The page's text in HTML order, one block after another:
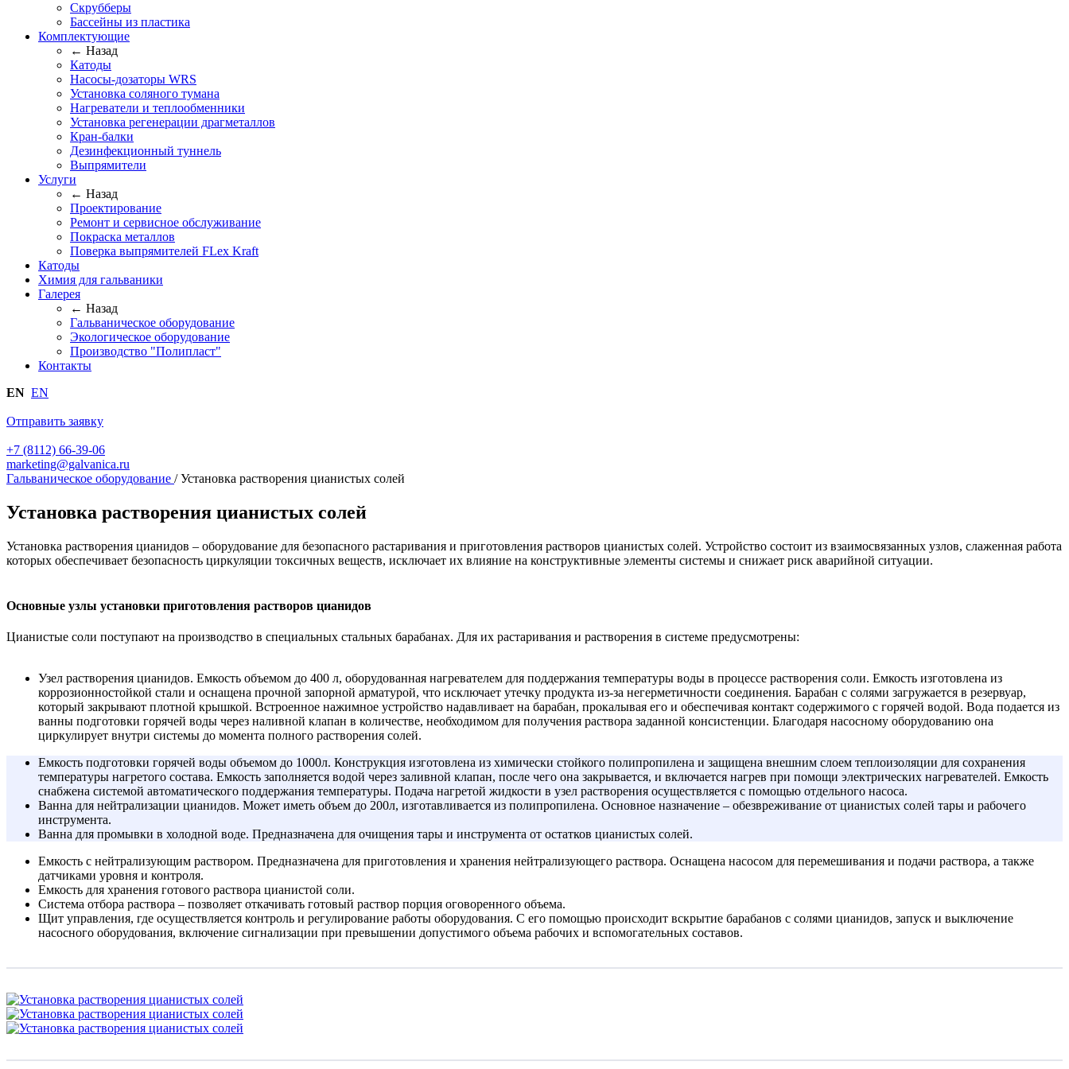
Скрубберы
Бассейны из пластика
Комплектующие
← Назад
Катоды
Насосы-дозаторы WRS
Установка соляного тумана
Нагреватели и теплообменники
Установка регенерации драгметаллов
Кран-балки
Дезинфекционный туннель
Выпрямители
Услуги
← Назад
Проектирование
Ремонт и сервисное обслуживание
Покраска металлов
Поверка выпрямителей FLex Kraft
Катоды
Химия для гальваники
Галерея
← Назад
Гальваническое оборудование
Экологическое оборудование
Производство "Полипласт"
Контакты
EN EN
Отправить заявку
+7 (8112) 66-39-06
marketing@galvanica.ru
Гальваническое оборудование / Установка растворения цианистых солей
Установка растворения цианистых солей
Установка растворения цианидов – оборудование для безопасного растаривания и приготовления растворов цианистых солей. Устройство состоит из взаимосвязанных узлов, слаженная работа
которых обеспечивает безопасность циркуляции токсичных веществ, исключает их влияние на конструктивные элементы системы и снижает риск аварийной ситуации.
Основные узлы установки приготовления растворов цианидов
Цианистые соли поступают на производство в специальных стальных барабанах. Для их растаривания и растворения в системе предусмотрены:
Узел растворения цианидов. Емкость объемом до 400 л, оборудованная нагревателем для поддержания температуры воды в процессе растворения соли. Емкость изготовлена из
коррозионностойкой стали и оснащена прочной запорной арматурой, что исключает утечку продукта из-за негерметичности соединения. Барабан с солями загружается в резервуар,
который закрывают плотной крышкой. Встроенное нажимное устройство надавливает на барабан, прокалывая его и обеспечивая контакт содержимого с горячей водой. Вода подается из
ванны подготовки горячей воды через наливной клапан в количестве, необходимом для получения раствора заданной консистенции. Благодаря насосному оборудованию она
циркулирует внутри системы до момента полного растворения солей.
Емкость подготовки горячей воды объемом до 1000л. Конструкция изготовлена из химически стойкого полипропилена и защищена внешним слоем теплоизоляции для сохранения
температуры нагретого состава. Емкость заполняется водой через заливной клапан, после чего она закрывается, и включается нагрев при помощи электрических нагревателей. Емкость
снабжена системой автоматического поддержания температуры. Подача нагретой жидкости в узел растворения осуществляется с помощью отдельного насоса.
Ванна для нейтрализации цианидов. Может иметь объем до 200л, изготавливается из полипропилена. Основное назначение – обезвреживание от цианистых солей тары и рабочего
инструмента.
Ванна для промывки в холодной воде. Предназначена для очищения тары и инструмента от остатков цианистых солей.
Емкость с нейтрализующим раствором. Предназначена для приготовления и хранения нейтрализующего раствора. Оснащена насосом для перемешивания и подачи раствора, а также
датчиками уровня и контроля.
Емкость для хранения готового раствора цианистой соли.
Система отбора раствора – позволяет откачивать готовый раствор порция оговоренного объема.
Щит управления, где осуществляется контроль и регулирование работы оборудования. С его помощью происходит вскрытие барабанов с солями цианидов, запуск и выключение
насосного оборудования, включение сигнализации при превышении допустимого объема рабочих и вспомогательных составов.